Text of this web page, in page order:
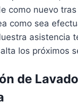
como nuevo
como sea
asistencia
los próximos
de